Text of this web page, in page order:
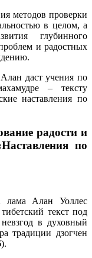
методов проверки
в целом, а
глубинного
и радостных
даст учения по
– тексту
наставления по
радости и
по
лама Алан Уоллес
текст под
в духовный
традиции дзогчен